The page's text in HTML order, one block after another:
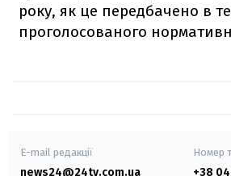
року, як це передбачено в
проголосованого
E-mail редакції
news24@24tv.com.ua
Номер
+38